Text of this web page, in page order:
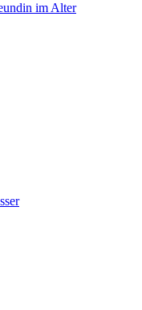
im Alter